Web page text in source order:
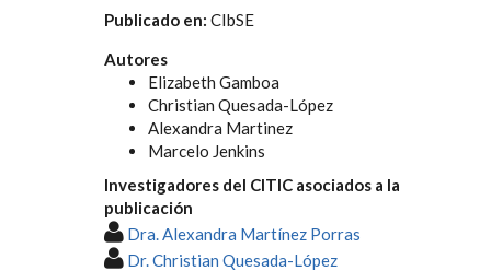
Publicado en: CIbSE
Autores
Elizabeth Gamboa
Christian Quesada-López
Alexandra Martinez
Marcelo Jenkins
Investigadores del CITIC asociados a la
publicación
Dra. Alexandra Martínez Porras
Dr. Christian Quesada-López